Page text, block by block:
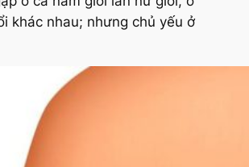
khác nhau; nhưng chủ yếu ở